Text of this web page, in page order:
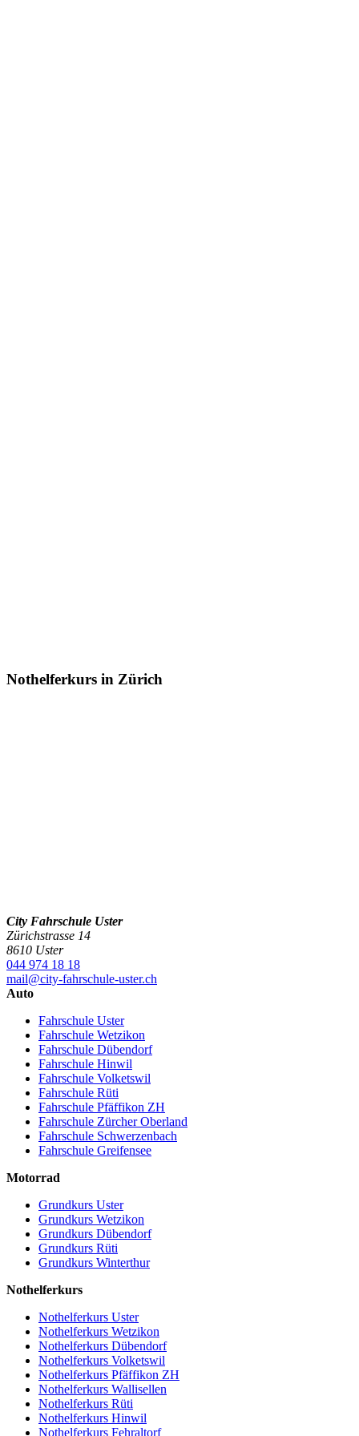
Nothelferkurs in Zürich
City Fahrschule Uster
Zürichstrasse 14
8610 Uster
044 974 18 18
mail@city-fahrschule-uster.ch
Auto
Fahrschule Uster
Fahrschule Wetzikon
Fahrschule Dübendorf
Fahrschule Hinwil
Fahrschule Volketswil
Fahrschule Rüti
Fahrschule Pfäffikon ZH
Fahrschule Zürcher Oberland
Fahrschule Schwerzenbach
Fahrschule Greifensee
Motorrad
Grundkurs Uster
Grundkurs Wetzikon
Grundkurs Dübendorf
Grundkurs Rüti
Grundkurs Winterthur
Nothelferkurs
Nothelferkurs Uster
Nothelferkurs Wetzikon
Nothelferkurs Dübendorf
Nothelferkurs Volketswil
Nothelferkurs Pfäffikon ZH
Nothelferkurs Wallisellen
Nothelferkurs Rüti
Nothelferkurs Hinwil
Nothelferkurs Fehraltorf